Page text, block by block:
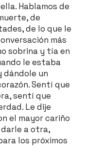
Hablamos de
de
de lo que le
más
sobrina y tía en
le estaba
dándole un
Sentí que
sentí que
Le dije
el mayor cariño
darle a otra,
los próximos